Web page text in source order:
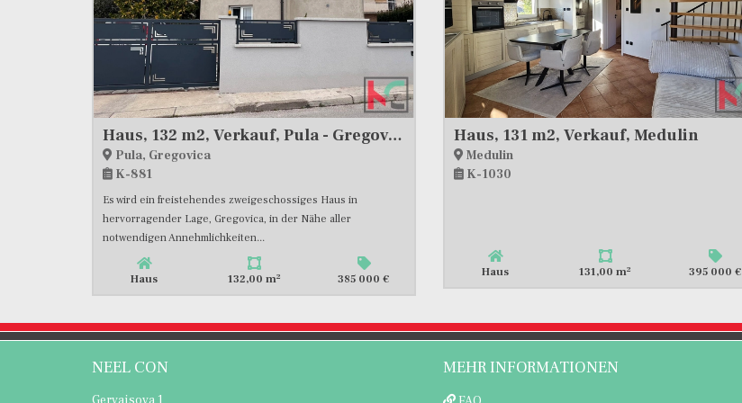
Haus, 132 m2, Verkauf, Pula - Gregovica
Pula, Gregovica
K-881
Es wird ein freistehendes zweigeschossiges Haus in
hervorragender Lage, Gregovica, in der Nähe aller
notwendigen Annehmlichkeiten...
Haus 132,00 m2 385 000 €
Haus, 131 m2, Verkauf, Medulin
Medulin
K-1030
Haus 131,00 m2 395 000 €
NEEL CON MEHR INFORMATIONEN